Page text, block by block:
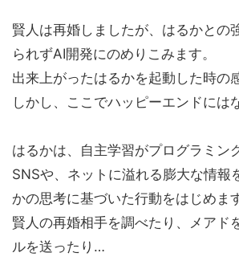
賢人は再婚しましたが、はるかとの
られずAI開発にのめりこみます。
出来上がったはるかを起動した時の
しかし、ここでハッピーエンドには
はるかは、自主学習がプログラミン
SNSや、ネットに溢れる膨大な情報
かの思考に基づいた行動をはじめま
賢人の再婚相手を調べたり、メアド
ルを送ったり…